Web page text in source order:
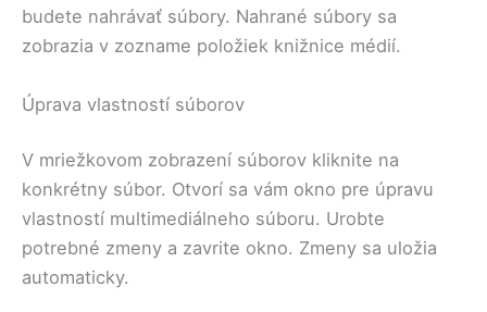
budete nahrávať súbory. Nahrané súbory sa
zobrazia v zozname položiek knižnice médií.
Úprava vlastností súborov
V mriežkovom zobrazení súborov kliknite na
konkrétny súbor. Otvorí sa vám okno pre úpravu
vlastností multimediálneho súboru. Urobte
potrebné zmeny a zavrite okno. Zmeny sa uložia
automaticky.